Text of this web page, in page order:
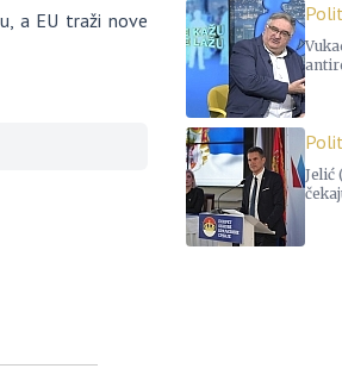
a EU traži nove
Jelić